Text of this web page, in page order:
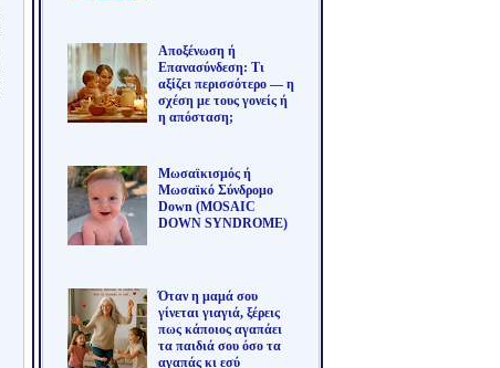
Αποξένωση ή
Επανασύνδεση: Τι
αξίζει περισσότερο — η
σχέση με τους γονείς ή
η απόσταση;
Μωσαϊκισμός ή
Μωσαϊκό Σύνδρομο
Down (MOSAIC
DOWN SYNDROME)
Όταν η μαμά σου
γίνεται γιαγιά, ξέρεις
πως κάποιος αγαπάει
τα παιδιά σου όσο τα
αγαπάς κι εσύ